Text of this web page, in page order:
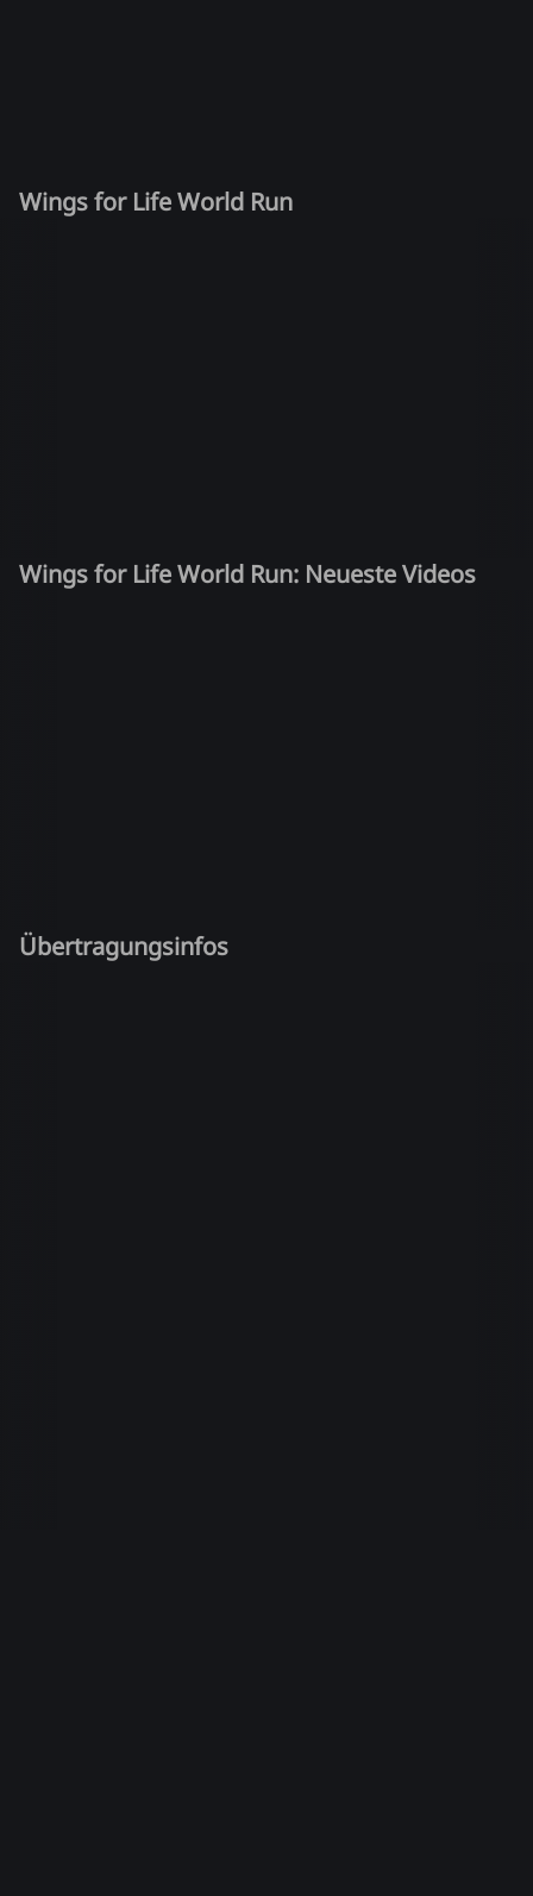
Wings for Life World Run
Wings for Life World Run: Neueste Videos
Übertragungsinfos